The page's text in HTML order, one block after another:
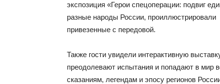
экспозиция «Герои спецоперации: подвиг
разные народы России,
привезенные с передовой.
Также гости увидели интерактивную
преодолевают испытания и попадают в мир
сказаниям, легендам и эпосу регионов